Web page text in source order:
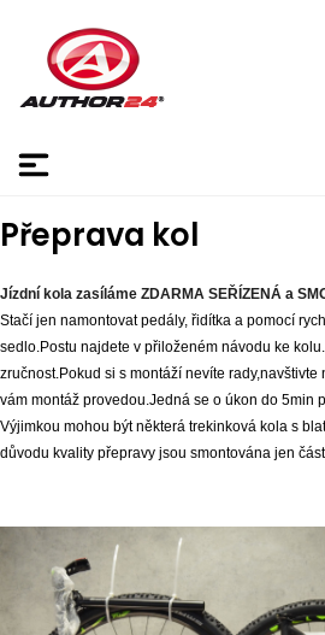
Přeprava kol
Jízdní kola zasíláme ZDARMA SEŘÍZENÁ a
Stačí jen namontovat pedály, řidítka a pomocí
sedlo.Postu najdete v přiloženém návodu ke
zručnost.Pokud si s montáží nevíte
vám montáž provedou.Jedná se o úkon do 5min
Výjimkou mohou být některá trekinková kola s
důvodu kvality přepravy jsou smontována jen